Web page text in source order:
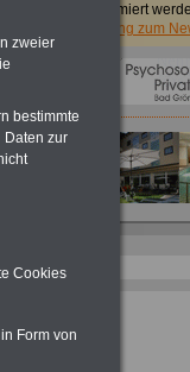
informiert
Anmeldung zum
zweier
bestimmte
Daten zur
Cookies
Form von